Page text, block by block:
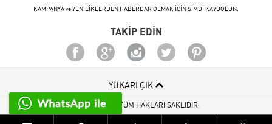
KAMPANYA ve YENİLİKLERDEN HABERDAR OLMAK İÇİN ŞİMDİ KAYDOLUN.
TAKİP EDİN
YUKARI ÇIK
© 2015 - 2026 TÜM HAKLARI SAKLIDIR.